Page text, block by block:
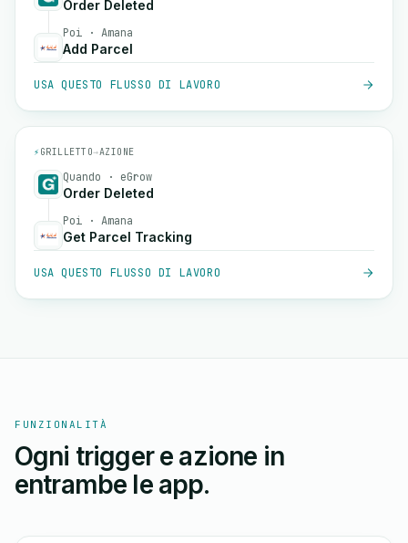
Order Deleted
Poi · Amana
Add Parcel
USA QUESTO FLUSSO DI LAVORO
⚡ GRILLETTO→AZIONE
Quando · eGrow
Order Deleted
Poi · Amana
Get Parcel Tracking
USA QUESTO FLUSSO DI LAVORO
FUNZIONALITÀ
Ogni trigger e azione in
entrambe le app.